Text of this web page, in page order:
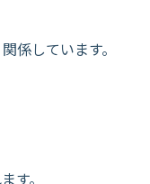
係しています。
す。